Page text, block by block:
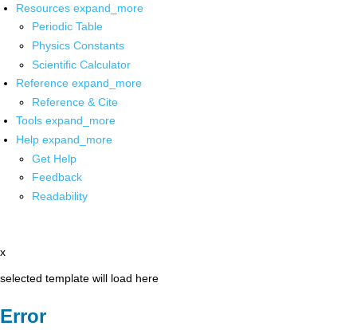
Resources expand_more
Periodic Table
Physics Constants
Scientific Calculator
Reference expand_more
Reference & Cite
Tools expand_more
Help expand_more
Get Help
Feedback
Readability
x
selected template will load here
Error